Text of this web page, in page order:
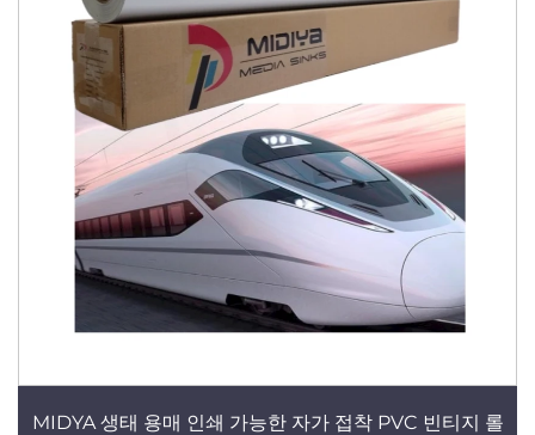
MIDYA 생태 용매 인쇄 가능한 자가 접착 PVC 빈티지 롤